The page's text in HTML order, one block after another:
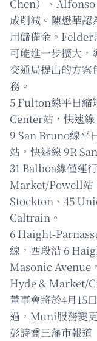
Chen）、
成削減。陳懋華認
用儲備金。Felder
可能進一步擴大，
交通局提出的方
務。
5 Fulton線平日
Center站，快速
9 San Bruno線平
站，快速線 9R
31 Balboa線僅運
Market/Powell站
Stockton、45
Caltrain。
6 Haight-
線，西段沿 6
Masonic Avenue
Hyde & Market/
董事會將於4月15
過，Muni服務變
彭詩喬三藩市報道